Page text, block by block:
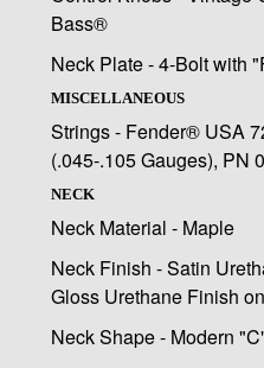
Bass®
Neck Plate - 4-Bolt with
MISCELLANEOUS
Strings - Fender® USA
(.045-.105 Gauges), PN
NECK
Neck Material - Maple
Neck Finish - Satin
Gloss Urethane Finish
Neck Shape - Modern